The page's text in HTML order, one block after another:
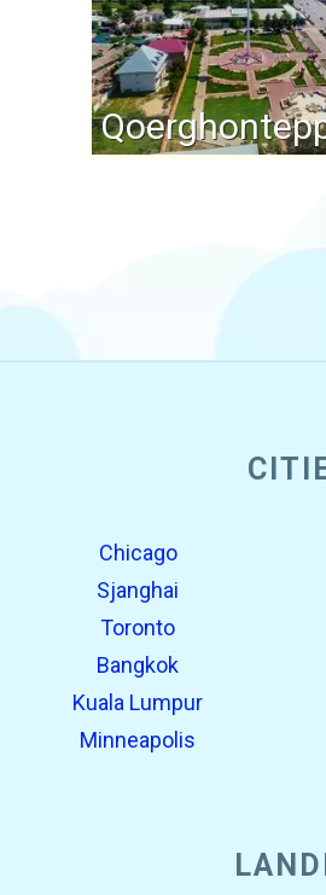
Chicago
Sjanghai
Toronto
Bangkok
Kuala Lumpur
Minneapolis